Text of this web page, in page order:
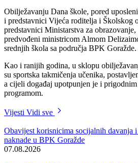
Nizom prigodnih aktivnosti 15.04.2010.
Ustikolina obilježen je Dan osnovne
Obilježavanju Dana škole, pored
i predstavnici Vijeća roditelja i Školskog
predvođeni ministricom Almom
srednjih škola sa područja BPK Goražde.
Kao i ranijih godina, u sklopu
a cijeli događaj upotpunjen je i prigodnim
VijestiVidi sve